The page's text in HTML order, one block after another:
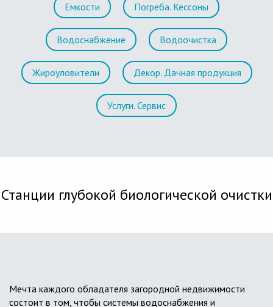
Емкости Погреба. Кессоны
Водоснабжение Водоочистка
Жироуловители Декор. Дачная продукция
Услуги. Сервис
Станции глубокой биологической очистки
Мечта каждого обладателя загородной недвижимости
состоит в том, чтобы системы водоснабжения и